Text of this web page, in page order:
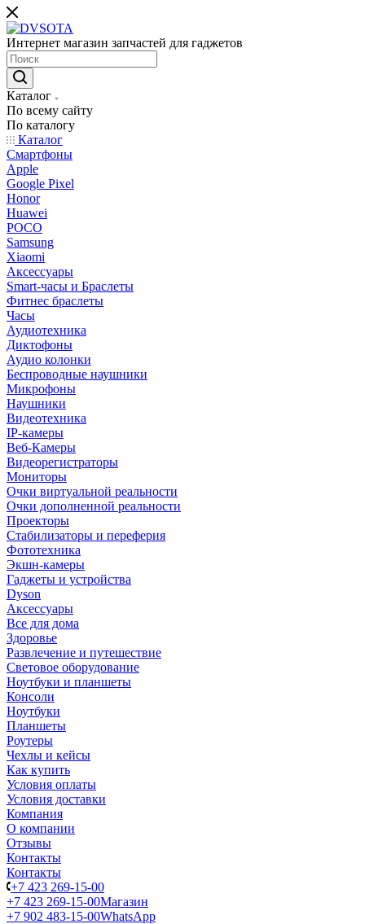
Интернет магазин запчастей для гаджетов
Каталог
По всему сайту
По каталогу
Каталог
Смартфоны
Apple
Google Pixel
Honor
Huawei
POCO
Samsung
Xiaomi
Аксессуары
Smart-часы и Браслеты
Фитнес браслеты
Часы
Аудиотехника
Диктофоны
Аудио колонки
Беспроводные наушники
Микрофоны
Наушники
Видеотехника
IP-камеры
Веб-Камеры
Видеорегистраторы
Мониторы
Очки виртуальной реальности
Очки дополненной реальности
Проекторы
Стабилизаторы и переферия
Фототехника
Экшн-камеры
Гаджеты и устройства
Dyson
Аксессуары
Все для дома
Здоровье
Развлечение и путешествие
Световое оборудование
Ноутбуки и планшеты
Консоли
Ноутбуки
Планшеты
Роутеры
Чехлы и кейсы
Как купить
Условия оплаты
Условия доставки
Компания
О компании
Отзывы
Контакты
Контакты
+7 423 269-15-00
+7 423 269-15-00Магазин
+7 902 483-15-00WhatsApp